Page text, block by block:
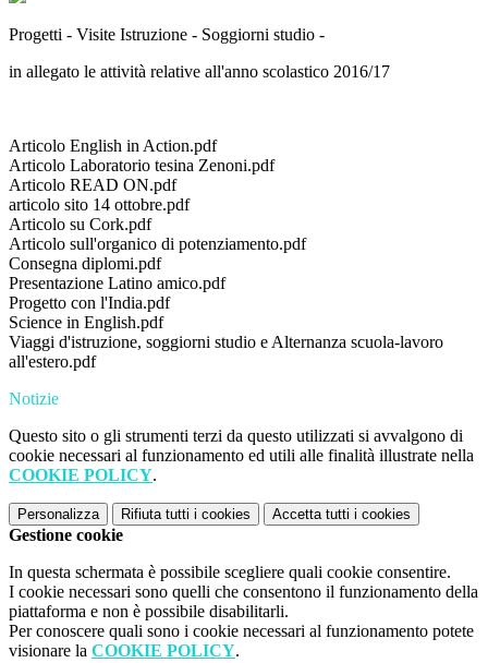
Progetti - Visite Istruzione - Soggiorni studio -
in allegato le attività relative all'anno scolastico 2016/17
Articolo English in Action.pdf
Articolo Laboratorio tesina Zenoni.pdf
Articolo READ ON.pdf
articolo sito 14 ottobre.pdf
Articolo su Cork.pdf
Articolo sull'organico di potenziamento.pdf
Consegna diplomi.pdf
Presentazione Latino amico.pdf
Progetto con l'India.pdf
Science in English.pdf
Viaggi d'istruzione, soggiorni studio e Alternanza scuola-lavoro
all'estero.pdf
Notizie
Questo sito o gli strumenti terzi da questo utilizzati si avvalgono di
cookie necessari al funzionamento ed utili alle finalità illustrate nella
COOKIE POLICY.
Personalizza Rifiuta tutti i cookies Accetta tutti i cookies
Gestione cookie
In questa schermata è possibile scegliere quali cookie consentire.
I cookie necessari sono quelli che consentono il funzionamento della
piattaforma e non è possibile disabilitarli.
Per conoscere quali sono i cookie necessari al funzionamento potete
visionare la COOKIE POLICY.